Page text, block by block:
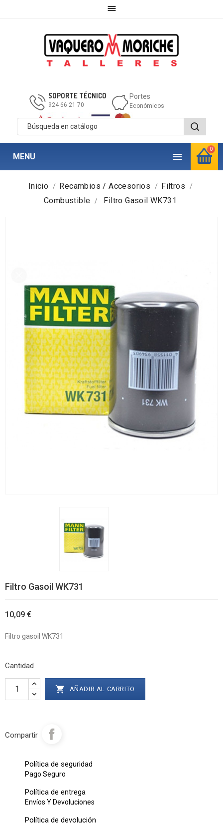

0
SOPORTE TÉCNICO
924 66 21 70
Portes
Económicos

MENU
Inicio Recambios / Accesorios
Filtros
Combustible
Filtro Gasoil WK731
Filtro Gasoil WK731
10,09 €
Filtro gasoil WK731
Cantidad
 AÑADIR AL CARRITO
Compartir
Política de seguridad
Pago Seguro
Política de entrega
Envíos Y Devoluciones
Política de devolución